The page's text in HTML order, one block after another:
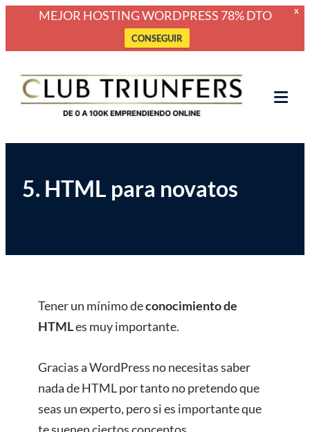
X
MEJOR HOSTING WORDPRESS 78% DTO
CONSEGUIR
contenido
Club Triunfers
Club de Emprendedores Online
5. HTML para novatos
Tener un mínimo deconocimiento de
HTMLes muy importante.
Gracias a WordPress no necesitas saber
nada de HTML por tanto no pretendo que
seas un experto, pero si es importante que